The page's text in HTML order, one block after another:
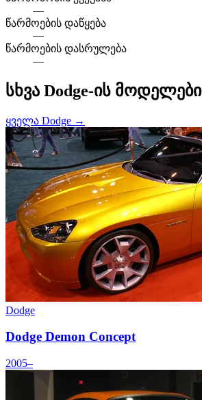
—
წარმოების დაწყება
—
წარმოების დასრულება
—
სხვა Dodge-ის მოდელები
ყველა Dodge →
Dodge
Dodge Demon Concept
2005–